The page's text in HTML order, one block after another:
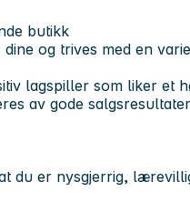
butikk
og trives med en
lagspiller som liker et
av gode
du er nysgjerrig,